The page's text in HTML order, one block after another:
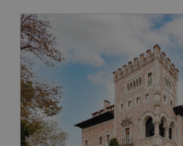
CONDICIONES ESPECIALES